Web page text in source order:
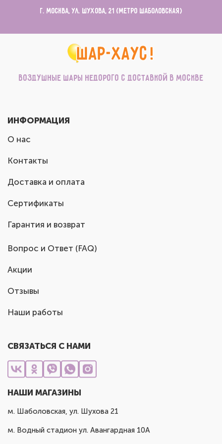
г. Москва, ул. Шухова, 21 (метро Шаболовская)
Воздушные шары недорого с доставкой в Москве
ИНФОРМАЦИЯ
О нас
Контакты
Доставка и оплата
Сертификаты
Гарантия и возврат
Вопрос и Ответ (FAQ)
Акции
Отзывы
Наши работы
СВЯЗАТЬСЯ С НАМИ
НАШИ МАГАЗИНЫ
м. Шаболовская, ул. Шухова 21
м. Водный стадион ул. Авангардная 10А